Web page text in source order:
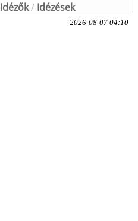
Idézők/ Idézések
2026-08-07 04:10